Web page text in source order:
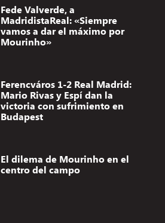
Fede Valverde, a
MadridistaReal: «Siempre
vamos a dar el máximo por
Mourinho»
Ferencváros 1-2 Real Madrid:
Mario Rivas y Espí dan la
victoria con sufrimiento en
Budapest
El dilema de Mourinho en el
centro del campo